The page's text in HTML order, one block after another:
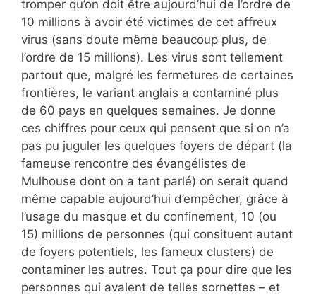
tromper qu’on doit être aujourd’hui de l’ordre de
10 millions à avoir été victimes de cet affreux
virus (sans doute même beaucoup plus, de
l’ordre de 15 millions). Les virus sont tellement
partout que, malgré les fermetures de certaines
frontières, le variant anglais a contaminé plus
de 60 pays en quelques semaines. Je donne
ces chiffres pour ceux qui pensent que si on n’a
pas pu juguler les quelques foyers de départ (la
fameuse rencontre des évangélistes de
Mulhouse dont on a tant parlé) on serait quand
même capable aujourd’hui d’empêcher, grâce à
l’usage du masque et du confinement, 10 (ou
15) millions de personnes (qui consituent autant
de foyers potentiels, les fameux clusters) de
contaminer les autres. Tout ça pour dire que les
personnes qui avalent de telles sornettes – et